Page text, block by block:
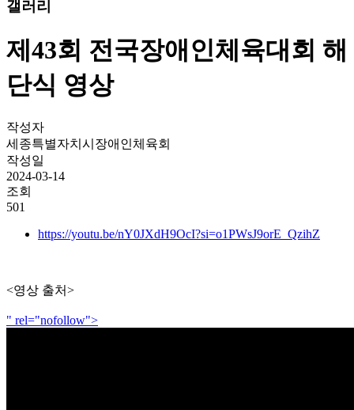
갤러리
제43회 전국장애인체육대회 해
단식 영상
작성자
세종특별자치시장애인체육회
작성일
2024-03-14
조회
501
https://youtu.be/nY0JXdH9OcI?si=o1PWsJ9orE_QzihZ
<영상 출처>
" rel="nofollow">